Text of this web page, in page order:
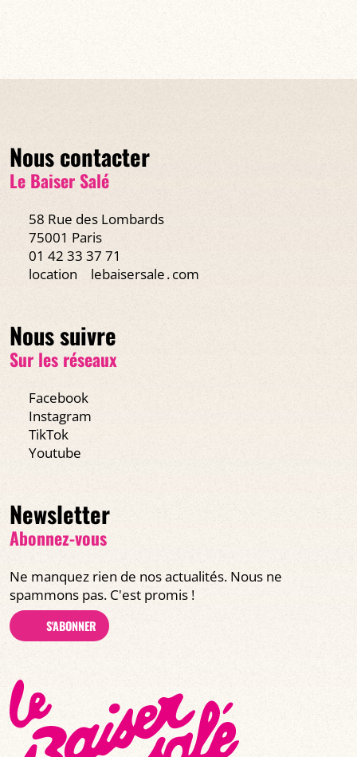
Nous contacter
Le Baiser Salé
58 Rue des Lombards
75001 Paris
01 42 33 37 71
location
lebaisersale․com
Nous suivre
Sur les réseaux
Facebook
Instagram
TikTok
Youtube
Newsletter
Abonnez-vous
Ne manquez rien de nos actualités. Nous ne
spammons pas. C'est promis !
S'ABONNER